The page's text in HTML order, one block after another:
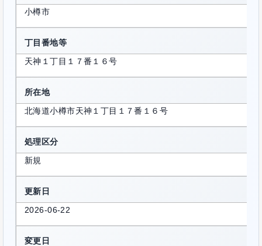
小樽市
丁目番地等
天神１丁目１７番１６号
所在地
北海道小樽市天神１丁目１７番１６号
処理区分
新規
更新日
2026-06-22
変更日